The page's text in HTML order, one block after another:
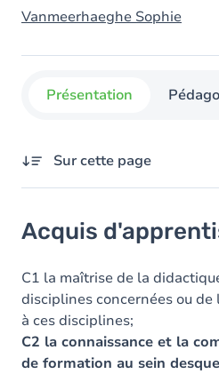
Vanmeerhaeghe Sophie
Présentation
Sur cette page
Objectifs
Contenu
Acquis
C1 la maîtrise de la
disciplines concernées ou
à cesdisciplines;
C2 la connaissance et la
de formation au sein